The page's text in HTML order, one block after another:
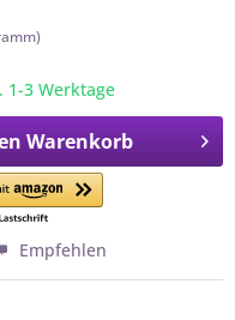
1-3 Werktage
Warenkorb
Empfehlen